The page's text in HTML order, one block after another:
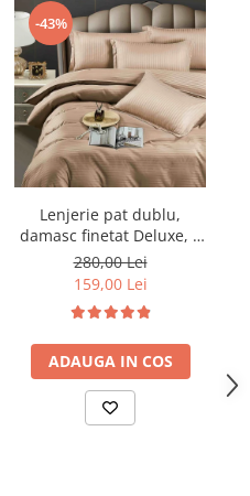
-43%
Lenjerie pat dublu,
damasc finetat Deluxe, 6
piese, cearceaf pat cu
elastic, Maro
280,00 Lei
159,00 Lei
ADAUGA IN COS